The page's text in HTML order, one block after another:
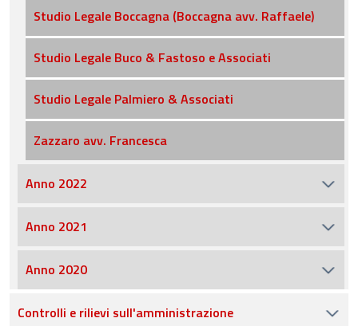
Studio Legale Boccagna (Boccagna avv. Raffaele)
Studio Legale Buco & Fastoso e Associati
Studio Legale Palmiero & Associati
Zazzaro avv. Francesca
Anno 2022
Anno 2021
Anno 2020
Controlli e rilievi sull'amministrazione